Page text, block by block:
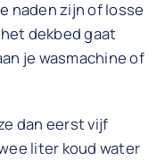
naden zijn of losse
dekbed gaat
je wasmachine of
dan eerst vijf
liter koud water